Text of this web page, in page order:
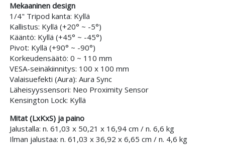
Mekaaninen design
1/4" Tripod kanta: Kyllä
Kallistus: Kyllä (+20° ~ -5°)
Kääntö: Kyllä (+45° ~ -45°)
Pivot: Kyllä (+90° ~ -90°)
Korkeudensäätö: 0 ~ 110 mm
VESA-seinäkiinnitys: 100 x 100 mm
Valaisuefekti (Aura): Aura Sync
Läheisyyssensori: Neo Proximity Sensor
Kensington Lock: Kyllä
Mitat (LxKxS) ja paino
Jalustalla: n. 61,03 x 50,21 x 16,94 cm / n. 6,6 kg
Ilman jalustaa: n. 61,03 x 36,92 x 6,65 cm / n. 4,6 kg